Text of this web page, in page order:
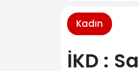
Kadın
İKD :